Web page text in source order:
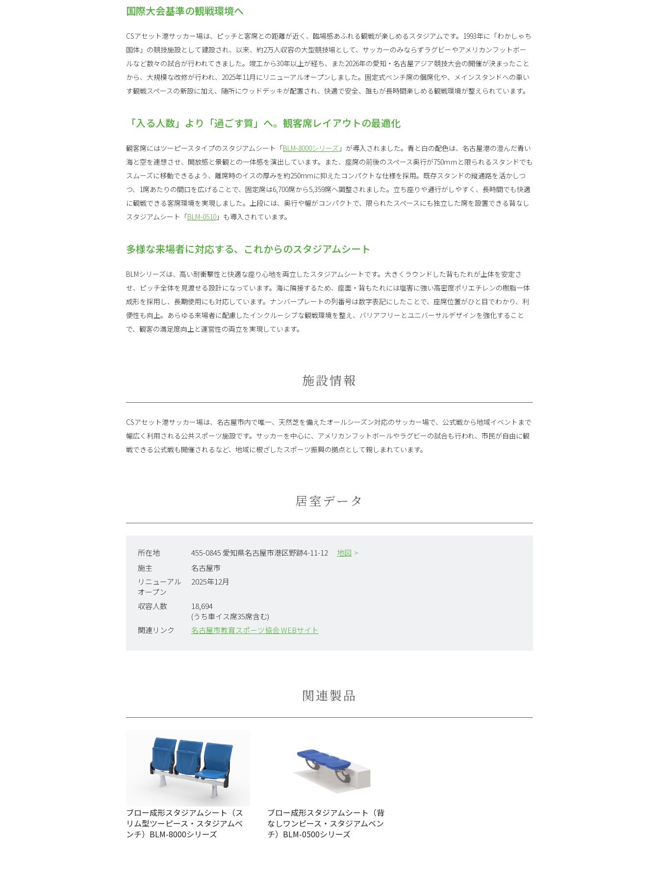
国際大会基準の観戦環境へ
CSアセット港サッカー場は、ピッチと客席との距離が近く、臨場感あふれる観戦が楽しめるスタジアムです。1993年に「わかしゃち
国体」の競技施設として建設され、以来、約2万人収容の大型競技場として、サッカーのみならずラグビーやアメリカンフットボー
ルなど数々の試合が行われてきました。竣工から30年以上が経ち、また2026年の愛知・名古屋アジア競技大会の開催が決まったこと
から、大規模な改修が行われ、2025年11月にリニューアルオープンしました。固定式ベンチ席の個席化や、メインスタンドへの車い
す観戦スペースの新設に加え、随所にウッドデッキが配置され、快適で安全、誰もが長時間楽しめる観戦環境が整えられています。
「入る人数」より「過ごす質」へ。観客席レイアウトの最適化
観客席にはツーピースタイプのスタジアムシート「BLM-8000シリーズ 」が導入されました。青と白の配色は、名古屋港の澄んだ青い
海と空を連想させ、開放感と景観との一体感を演出しています。また、座席の前後のスペース奥行が750ｍｍと限られるスタンドでも
スムーズに移動できるよう、離席時のイスの厚みを約250mmに抑えたコンパクトな仕様を採用。既存スタンドの縦通路を活かしつ
つ、1席あたりの間口を広げることで、固定席は6,700席から5,359席へ調整されました。立ち座りや通行がしやすく、長時間でも快適
に観戦できる客席環境を実現しました。上段には、奥行や幅がコンパクトで、限られたスペースにも独立した席を設置できる背なし
スタジアムシート「BLM-0510 」も導入されています。
多様な来場者に対応する、これからのスタジアムシート
BLMシリーズは、高い耐衝撃性と快適な座り心地を両立したスタジアムシートです。大きくラウンドした背もたれが上体を安定さ
せ、ピッチ全体を見渡せる設計になっています。海に隣接するため、座面・背もたれには塩害に強い高密度ポリエチレンの樹脂一体
成形を採用し、長期使用にも対応しています。ナンバープレートの列番号は数字表記にしたことで、座席位置がひと目でわかり、利
便性も向上。あらゆる来場者に配慮したインクルーシブな観戦環境を整え、バリアフリーとユニバーサルデザインを強化すること
で、観客の満足度向上と運営性の両立を実現しています。
施設情報
CSアセット港サッカー場は、名古屋市内で唯一、天然芝を備えたオールシーズン対応のサッカー場で、公式戦から地域イベントまで
幅広く利用される公共スポーツ施設です。サッカーを中心に、アメリカンフットボールやラグビーの試合も行われ、市民が自由に観
戦できる公式戦も開催されるなど、地域に根ざしたスポーツ振興の拠点として親しまれています。
居室データ
所在地 455-0845 愛知県名古屋市港区野跡4-11-12
地図
施主
名古屋市
リニューアル
オープン
2025年12月
収容人数
18,694
(うち車イス席35席含む)
関連リンク
名古屋市教育スポーツ協会 WEBサイト
関連製品
ブロー成形スタジアムシート（ス
リム型ツーピース・スタジアムベ
ンチ）BLM-8000シリーズ
ブロー成形スタジアムシート（背
なしワンピース・スタジアムベン
チ）BLM-0500シリーズ